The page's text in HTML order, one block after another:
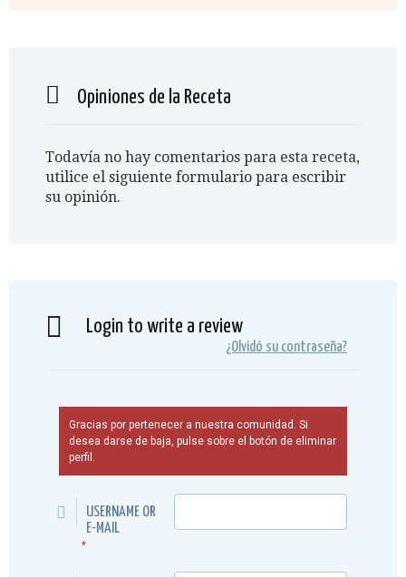
Opiniones de la Receta
Todavía no hay comentarios para esta receta,
utilice el siguiente formulario para escribir
su opinión.
Login to write a review
¿Olvidó su contraseña?
Gracias por pertenecer a nuestra comunidad. Si
desea darse de baja, pulse sobre el botón de eliminar
perfil.
USERNAME OR
E-MAIL
*